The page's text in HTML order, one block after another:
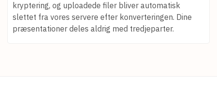
kryptering, og uploadede filer bliver automatisk
slettet fra vores servere efter konverteringen. Dine
præsentationer deles aldrig med tredjeparter.